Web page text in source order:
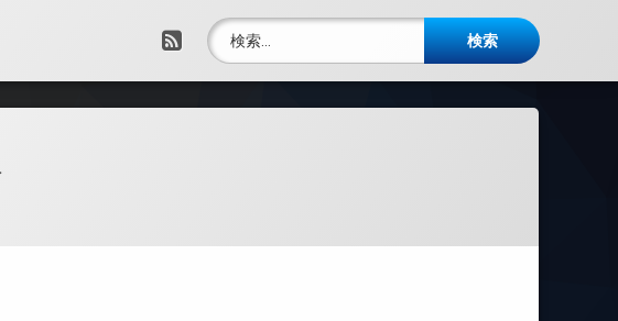
RSS
検索: